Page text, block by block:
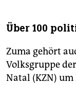
Über 100
Zuma gehört
Volksgruppe
Natal (KZN)